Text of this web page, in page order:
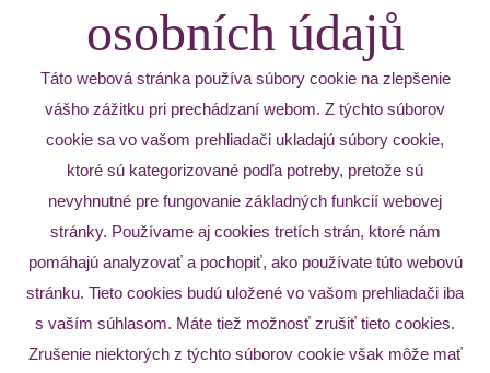
osobních údajů
Táto webová stránka používa súbory cookie na zlepšenie
vášho zážitku pri prechádzaní webom. Z týchto súborov
cookie sa vo vašom prehliadači ukladajú súbory cookie,
ktoré sú kategorizované podľa potreby, pretože sú
nevyhnutné pre fungovanie základných funkcií webovej
stránky. Používame aj cookies tretích strán, ktoré nám
pomáhajú analyzovať a pochopiť, ako používate túto webovú
stránku. Tieto cookies budú uložené vo vašom prehliadači iba
s vaším súhlasom. Máte tiež možnosť zrušiť tieto cookies.
Zrušenie niektorých z týchto súborov cookie však môže mať